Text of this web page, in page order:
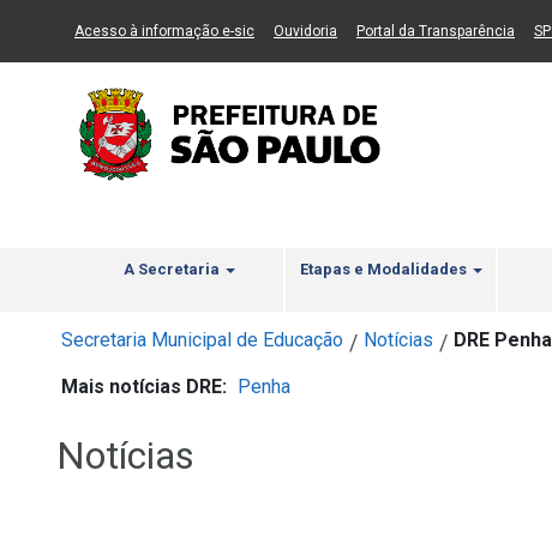
Ir ao Conteúdo Ir para menu principal 2 Ir para busca
Acesso à informação e-sic(Link para um novo sítio)
Ouvidoria (Link para um novo sítio)
Portal da Transparência
A Secretaria Etapas e Modalidades
Secretaria Municipal de Educação / Notícias / DRE
Mais notícias DRE: Penha
Notícias